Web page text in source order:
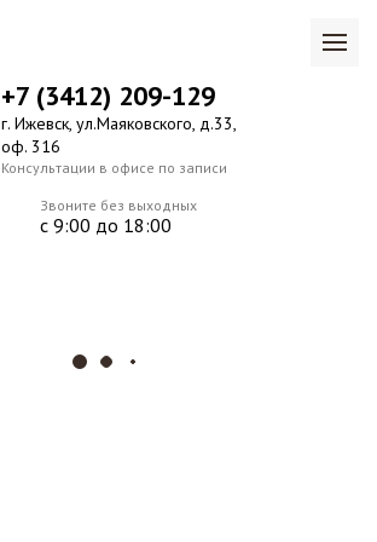
Звоните без выходных
с 9:00 до 18:00
+7 (3412) 209-129
г. Ижевск, ул.Маяковского, д.33,
оф. 316
Консультации в офисе по записи